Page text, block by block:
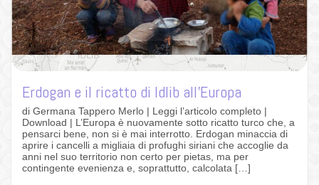
Erdogan e il ricatto di Idlib all’Europa
di Germana Tappero Merlo | Leggi l’articolo completo |
Download | L’Europa è nuovamente sotto ricatto turco che, a
pensarci bene, non si è mai interrotto. Erdogan minaccia di
aprire i cancelli a migliaia di profughi siriani che accoglie da
anni nel suo territorio non certo per pietas, ma per
contingente evenienza e, soprattutto, calcolata […]